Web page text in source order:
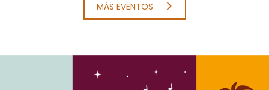
MÁS EVENTOS